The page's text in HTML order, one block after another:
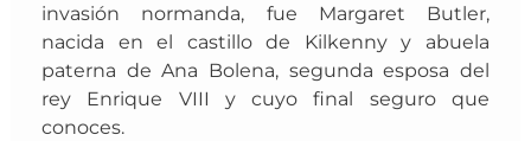
invasión normanda, fue Margaret Butler,
nacida en el castillo de Kilkenny y abuela
paterna de Ana Bolena, segunda esposa del
rey Enrique VIII y cuyo final seguro que
conoces.